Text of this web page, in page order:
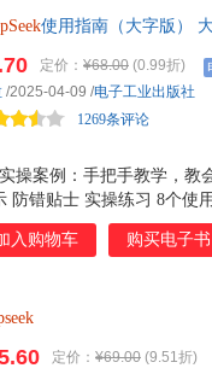
使用指南（大字版）
操案例：手把手教学，教
防错贴士 实操练习 8个使
本书适用以下场景：
药盒信息 ?? 虚假养生信息
定价： ¥68.00 (0.99折)
1269条评论
/2025-04-09 /电子工业出版社
入购物车 购买电子书
定价： ¥69.00 (9.51折)